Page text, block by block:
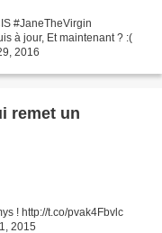
#JaneTheVirgin
à jour, Et maintenant ? :(
2016
remet un
! http://t.co/pvak4Fbvlc
2015